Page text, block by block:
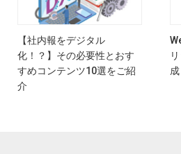
【社内報をデジタル
化！？】その必要性とおす
すめコンテンツ10選をご紹
介